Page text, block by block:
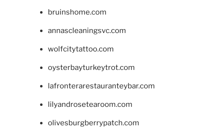
bruinshome.com
annascleaningsvc.com
wolfcitytattoo.com
oysterbayturkeytrot.com
lafronterarestauranteybar.com
lilyandrosetearoom.com
olivesburgberrypatch.com